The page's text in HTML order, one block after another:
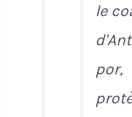
le
por,